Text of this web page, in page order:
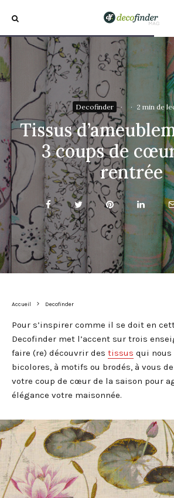
Decofinder · · 2 min de
Tissus
3 coups de
rentrée
Accueil Decofinder
Pour s’inspirer comme il se doit en
Decofinder met l’accent sur trois
faire (re) découvrir des tissus qui nous
bicolores, à motifs ou brodés, à vous
votre coup de cœur de la saison pour
élégance votre maisonnée.